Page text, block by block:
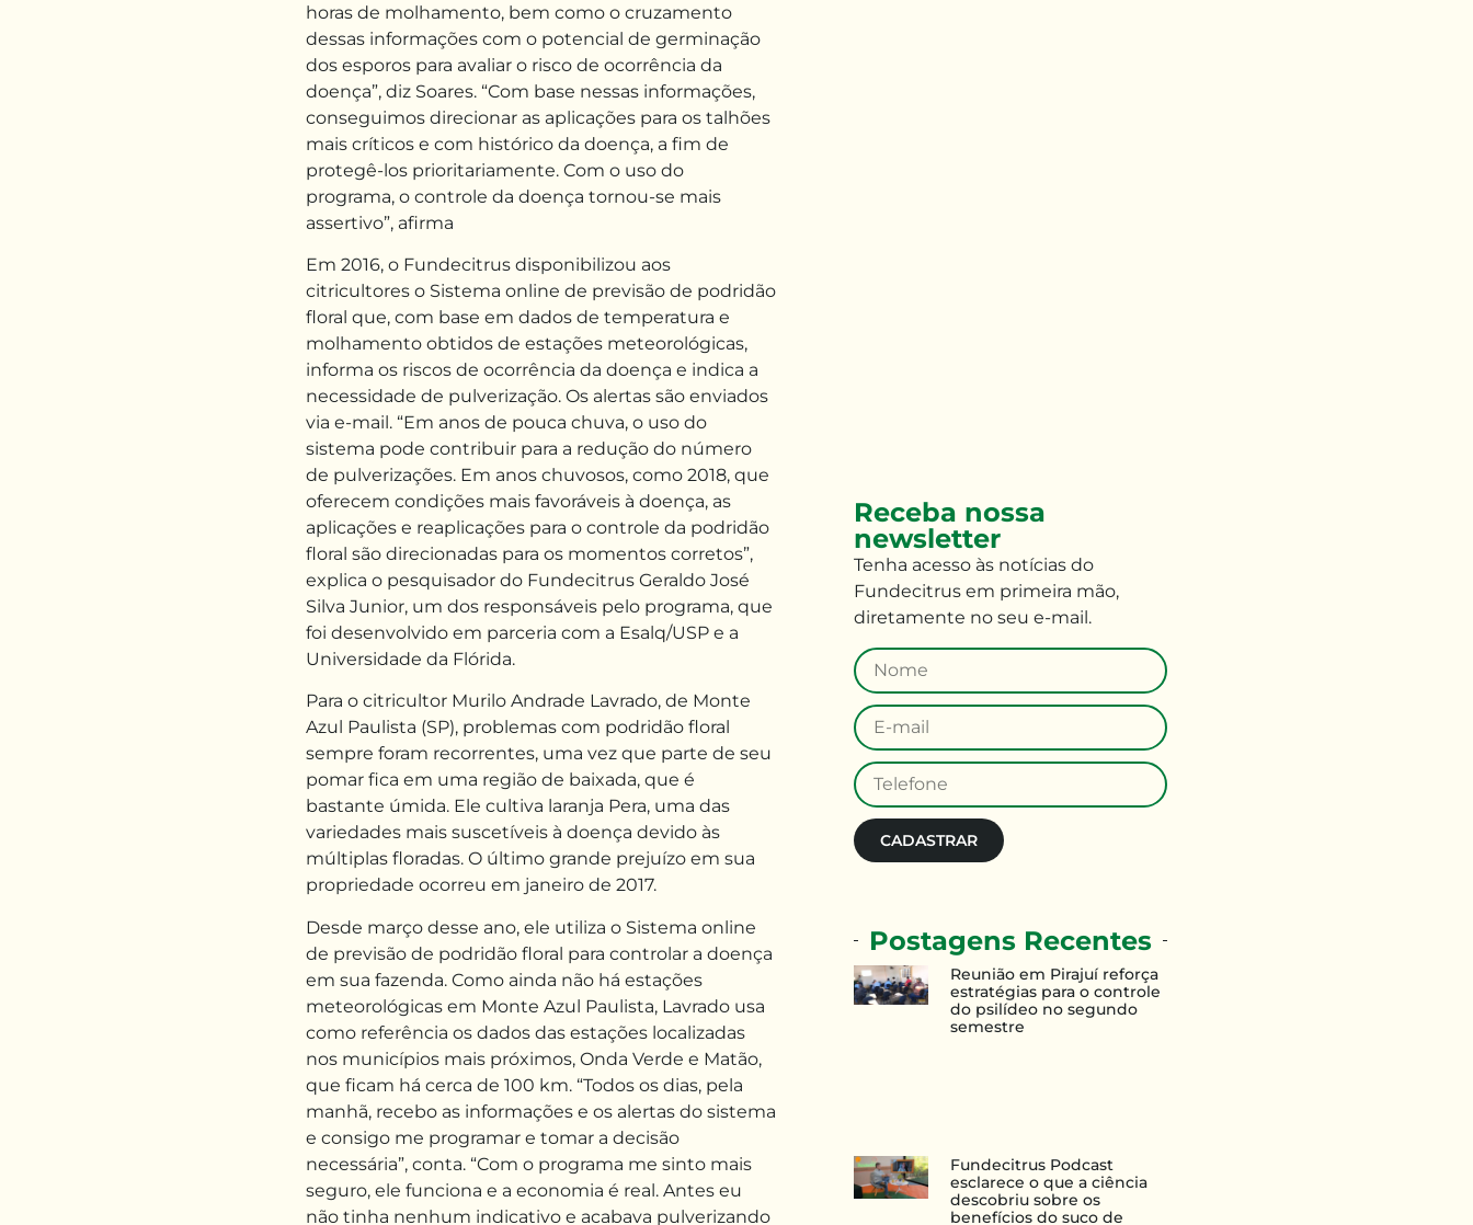
horas de molhamento, bem como o cruzamento
dessas informações com o potencial de germinação
dos esporos para avaliar o risco de ocorrência da
doença”, diz Soares. “Com base nessas informações,
conseguimos direcionar as aplicações para os talhões
mais críticos e com histórico da doença, a fim de
protegê-los prioritariamente. Com o uso do
programa, o controle da doença tornou-se mais
assertivo”, afirma
Em 2016, o Fundecitrus disponibilizou aos
citricultores o Sistema online de previsão de podridão
floral que, com base em dados de temperatura e
molhamento obtidos de estações meteorológicas,
informa os riscos de ocorrência da doença e indica a
necessidade de pulverização. Os alertas são enviados
via e-mail. “Em anos de pouca chuva, o uso do
sistema pode contribuir para a redução do número
de pulverizações. Em anos chuvosos, como 2018, que
oferecem condições mais favoráveis à doença, as
aplicações e reaplicações para o controle da podridão
floral são direcionadas para os momentos corretos”,
explica o pesquisador do Fundecitrus Geraldo José
Silva Junior, um dos responsáveis pelo programa, que
foi desenvolvido em parceria com a Esalq/USP e a
Universidade da Flórida.
Para o citricultor Murilo Andrade Lavrado, de Monte
Azul Paulista (SP), problemas com podridão floral
sempre foram recorrentes, uma vez que parte de seu
pomar fica em uma região de baixada, que é
bastante úmida. Ele cultiva laranja Pera, uma das
variedades mais suscetíveis à doença devido às
múltiplas floradas. O último grande prejuízo em sua
propriedade ocorreu em janeiro de 2017.
Desde março desse ano, ele utiliza o Sistema online
de previsão de podridão floral para controlar a doença
em sua fazenda. Como ainda não há estações
meteorológicas em Monte Azul Paulista, Lavrado usa
como referência os dados das estações localizadas
nos municípios mais próximos, Onda Verde e Matão,
que ficam há cerca de 100 km. “Todos os dias, pela
manhã, recebo as informações e os alertas do sistema
e consigo me programar e tomar a decisão
necessária”, conta. “Com o programa me sinto mais
seguro, ele funciona e a economia é real. Antes eu
não tinha nenhum indicativo e acabava pulverizando
Reunião em Pirajuí reforça
estratégias para o controle
do psilídeo no segundo
semestre
Fundecitrus Podcast
esclarece o que a ciência
descobriu sobre os
benefícios do suco de
Postagens Recentes
Receba nossa
newsletter
Tenha acesso àsnotícias do
Fundecitrus em primeira mão,
diretamente no seu e-mail .
CADASTRAR